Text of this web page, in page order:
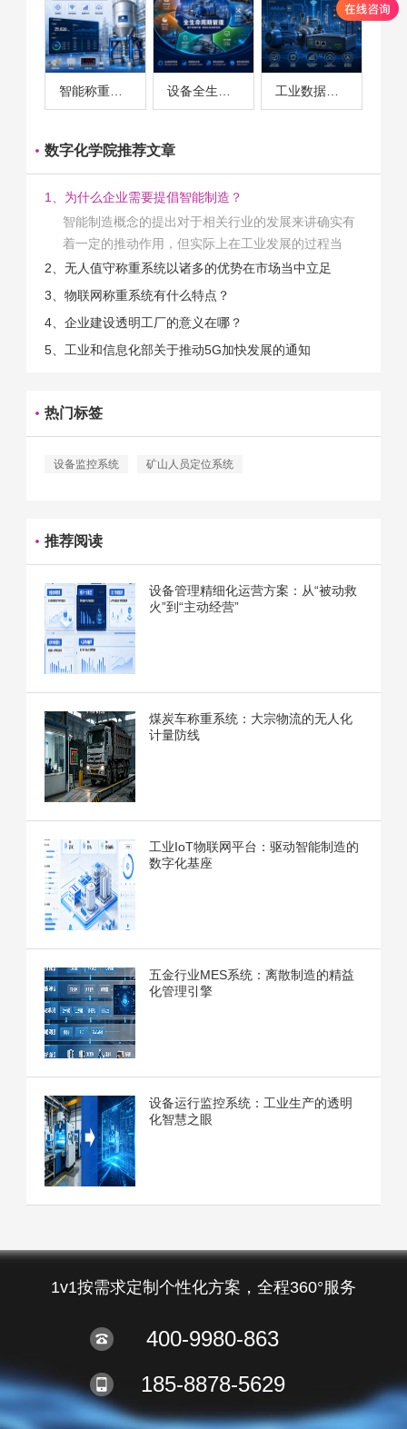
智能称重系统案例 设备全生命周期管理案例 工业数据采集与设备监控案例
数字化学院推荐文章
1、为什么企业需要提倡智能制造？
智能制造概念的提出对于相关行业的发展来讲确实有
着一定的推动作用，但实际上在工业发展的过程当
中，能够推动相关产业发展的具体结束是非常的多
的。那么为什么企业一定需要...
2、无人值守称重系统以诸多的优势在市场当中立足
3、物联网称重系统有什么特点？
4、企业建设透明工厂的意义在哪？
5、工业和信息化部关于推动5G加快发展的通知
热门标签
设备监控系统 矿山人员定位系统
推荐阅读
设备管理精细化运营方案：从“被动救
火”到“主动经营”
煤炭车称重系统：大宗物流的无人化
计量防线
工业IoT物联网平台：驱动智能制造的
数字化基座
五金行业MES系统：离散制造的精益
化管理引擎
设备运行监控系统：工业生产的透明
化智慧之眼
1v1按需求定制个性化方案，全程360°服务
400-9980-863
185-8878-5629